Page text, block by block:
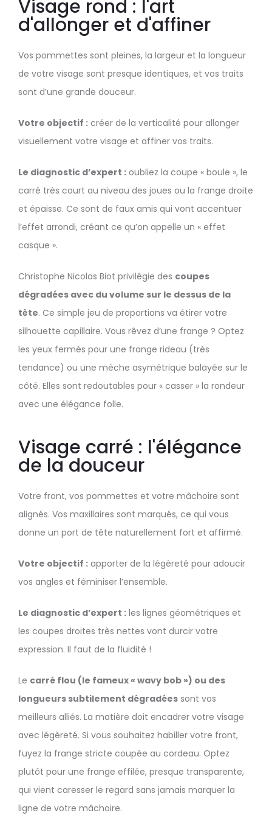
Visage rond : l'art
d'allonger et d'affiner
Vos pommettes sont pleines, la largeur et la longueur
de votre visage sont presque identiques, et vos traits
sont d’une grande douceur.
Votre objectif : créer de la verticalité pour allonger
visuellement votre visage et affiner vos traits.
Le diagnostic d’expert : oubliez la coupe « boule », le
carré très court au niveau des joues ou la frange droite
et épaisse. Ce sont de faux amis qui vont accentuer
l’effet arrondi, créant ce qu’on appelle un « effet
casque ».
Christophe Nicolas Biot privilégie des coupes
dégradées avec du volume sur le dessus de la
tête. Ce simple jeu de proportions va étirer votre
silhouette capillaire. Vous rêvez d’une frange ? Optez
les yeux fermés pour une frange rideau (très
tendance) ou une mèche asymétrique balayée sur le
côté. Elles sont redoutables pour « casser » la rondeur
avec une élégance folle.
Visage carré : l'élégance
de la douceur
Votre front, vos pommettes et votre mâchoire sont
alignés. Vos maxillaires sont marqués, ce qui vous
donne un port de tête naturellement fort et affirmé.
Votre objectif : apporter de la légèreté pour adoucir
vos angles et féminiser l’ensemble.
Le diagnostic d’expert : les lignes géométriques et
les coupes droites très nettes vont durcir votre
expression. Il faut de la fluidité !
Le carré flou (le fameux « wavy bob ») ou des
longueurs subtilement dégradées sont vos
meilleurs alliés. La matière doit encadrer votre visage
avec légèreté. Si vous souhaitez habiller votre front,
fuyez la frange stricte coupée au cordeau. Optez
plutôt pour une frange effilée, presque transparente,
qui vient caresser le regard sans jamais marquer la
ligne de votre mâchoire.